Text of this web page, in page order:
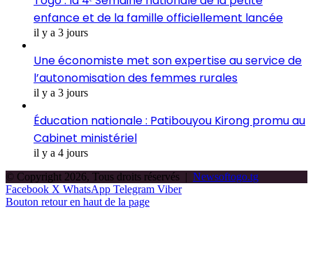
enfance et de la famille officiellement lancée
il y a 3 jours
Une économiste met son expertise au service de
l’autonomisation des femmes rurales
il y a 3 jours
Éducation nationale : Patibouyou Kirong promu au
Cabinet ministériel
il y a 4 jours
© Copyright 2026, Tous droits réservés | Newsoftogo.tg
Facebook X WhatsApp Telegram Viber
Bouton retour en haut de la page